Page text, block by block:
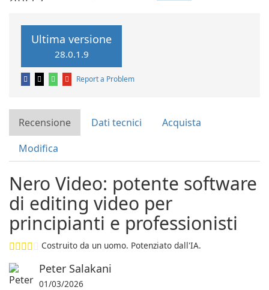
Ultima versione
28.0.1.9
Report a Problem
Recensione Dati tecnici
Acquista
Modifica
Nero Video: potente software
di editing video per
principianti e professionisti
Costruito da un uomo. Potenziato dall'IA.
Peter Salakani
01/03/2026